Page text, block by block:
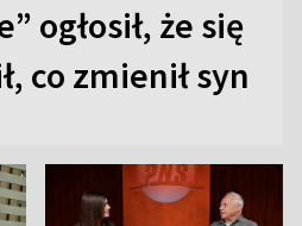
ogłosił, że się
co zmienił syn